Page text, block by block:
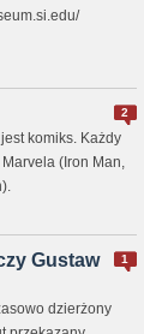
2
komiks. Każdy
(Iron Man,
1
Gustaw
dzierżony